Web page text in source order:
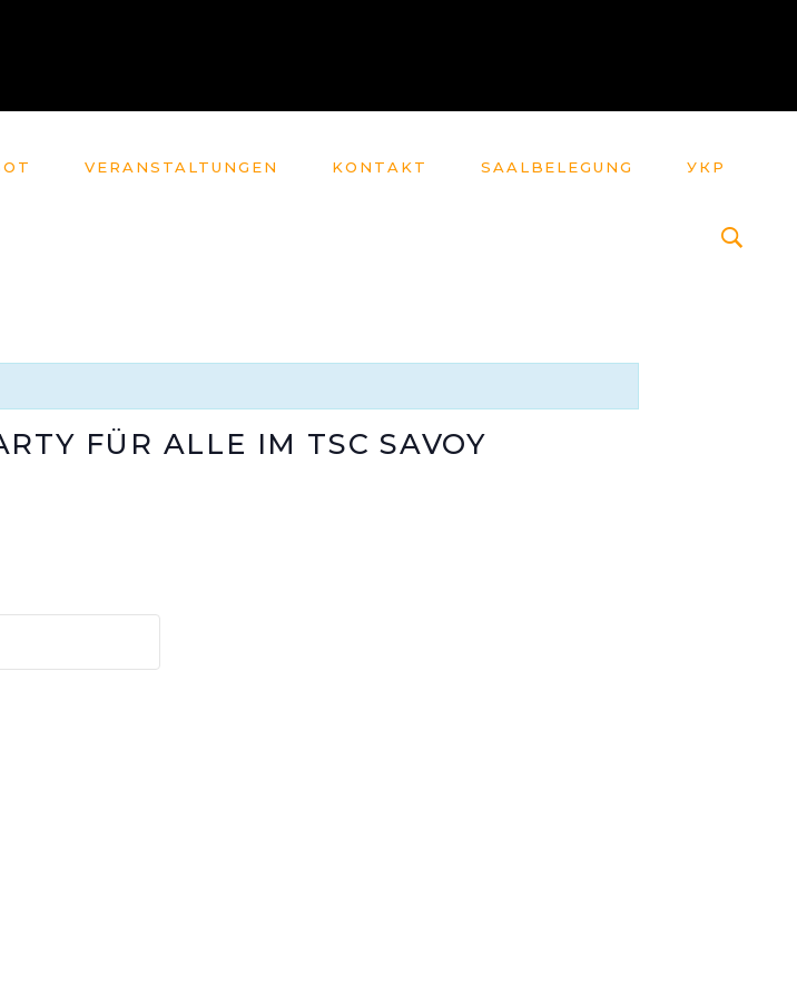
VERANSTALTUNGEN KONTAKT SAALBELEGUNG УКР
FÜR ALLE IM TSC SAVOY